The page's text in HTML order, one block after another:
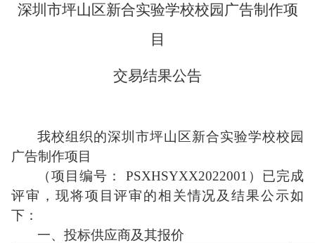
深圳市坪山区新合实验学校校园广告制作项
目
交易结果公告
我校组织的深圳市坪山区新合实验学校校园
广告制作项目
（项目编号：
PSXHSYXX2022001 ）已完成
评审，现将项目评审的相关情况及结果公示如
下：
一、投标供应商及其报价